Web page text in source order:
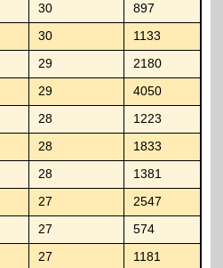
30 897
30 1133
29 2180
29 4050
28 1223
28 1833
28 1381
27 2547
27 574
27 1181